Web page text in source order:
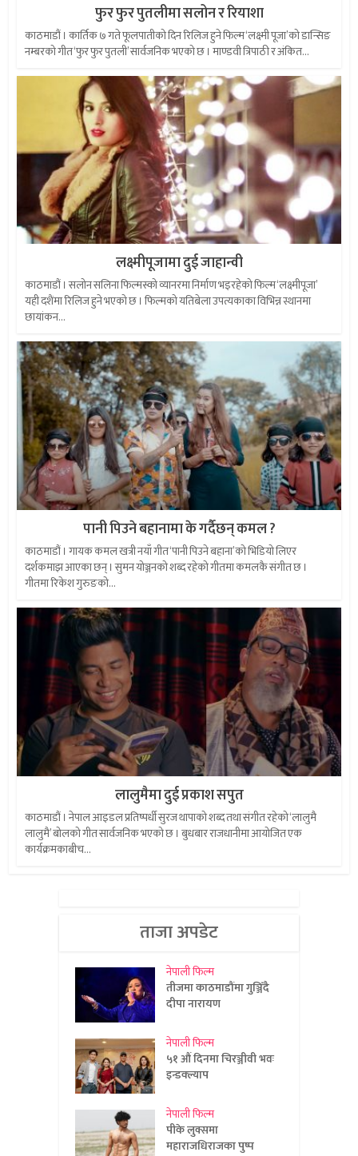
फुर फुर पुतलीमा सलोन र रियाशा
काठमाडौं । कार्तिक ७ गते फूलपातीको दिन रिलिज हुने फिल्म ‘लक्ष्मी पूजा’को डान्सिङ
नम्बरको गीत ‘फुर फुर पुतली’ सार्वजनिक भएको छ । माण्डवी त्रिपाठी र अंकित...
लक्ष्मीपूजामा दुई जाहान्वी
काठमाडौं । सलोन सलिना फिल्मस्को व्यानरमा निर्माण भइरहेको फिल्म ‘लक्ष्मीपूजा’
यही दशैंमा रिलिज हुने भएको छ । फिल्मको यतिबेला उपत्यकाका विभिन्न स्थानमा
छायांकन...
पानी पिउने बहानामा के गर्दैछन् कमल ?
काठमाडौं । गायक कमल खत्री नयाँ गीत ‘पानी पिउने बहाना’को भिडियो लिएर
दर्शकमाझ आएका छन् । सुमन योञ्जनको शब्द रहेको गीतमा कमलकै संगीत छ ।
गीतमा रिकेश गुरुङको...
लालुमैमा दुई प्रकाश सपुत
काठमाडौं । नेपाल आइडल प्रतिष्पर्धी सुरज थापाको शब्द तथा संगीत रहेको ‘लालुमै
लालुमै’ बोलको गीत सार्वजनिक भएको छ । बुधबार राजधानीमा आयोजित एक
कार्यक्रमकाबीच...
ताजा अपडेट
नेपाली फिल्म
तीजमा काठमाडौंमा गुञ्जिँदै
दीपा नारायण
नेपाली फिल्म
५१ औं दिनमा चिरञ्जीवी भवः
इन्डक्ल्याप
नेपाली फिल्म
पीके लुक्समा
महाराजधिराजका पुष्प